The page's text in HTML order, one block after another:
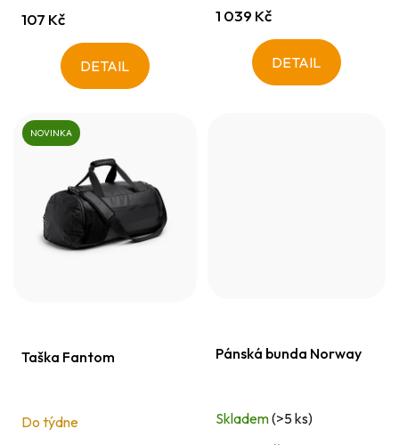
ů
107 Kč
DETAIL
1 039 Kč
DETAIL
NOVINKA
Taška Fantom
Do týdne
Pánská bunda Norway
Skladem(>5 ks)